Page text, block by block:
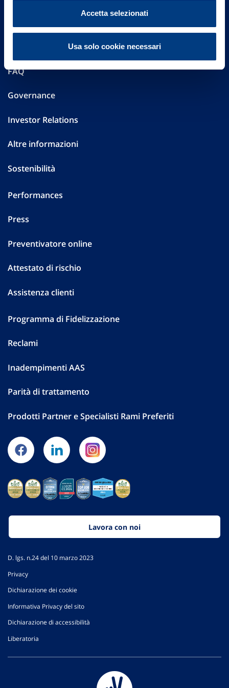
Accetta selezionati
Usa solo cookie necessari
Vittoria Assicurazioni S.p.A.
20149 Milano
Part. IVA 01329510158
FAQ
Governance
Investor Relations
Altre informazioni
Sostenibilità
Performances
Press
Preventivatore online
Attestato di rischio
Assistenza clienti
Programma di Fidelizzazione
Reclami
Inadempimenti AAS
Parità di trattamento
Prodotti Partner e Specialisti Rami Preferiti
Lavora con noi
D. lgs. n.24 del 10 marzo 2023
Privacy
Dichiarazione dei cookie
Informativa Privacy del sito
Dichiarazione di accessibilità
Liberatoria